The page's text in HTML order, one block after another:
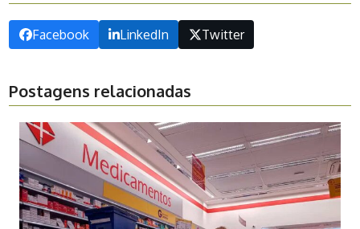
Facebook LinkedIn Twitter
Postagens relacionadas